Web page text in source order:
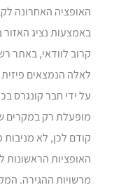
האופציה האחרונה
באמצעות נציג האזור
קרוב לוודאי, באתר
לאלה הנמצאים פיזית
על ידי חבר קונגרס
מופעלת רק במקרים
קודם לכן, לא
האופציות
מרשויות ההגירה.